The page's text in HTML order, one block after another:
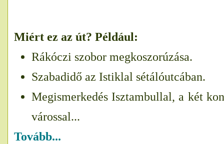
Miért ez az út? Például:
Rákóczi szobor megkoszorúzása.
Szabadidő az Istiklal sétálóutcában.
Megismerkedés Isztambullal, a két
várossal...
Tovább...